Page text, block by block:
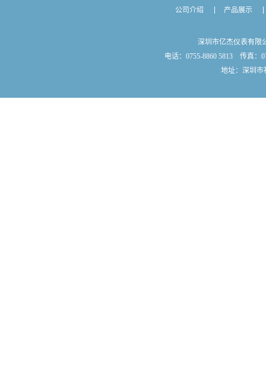
公司介绍 产品展示
深圳市亿杰仪表有
电话：0755-8860 5813 传真：
地址：深圳市